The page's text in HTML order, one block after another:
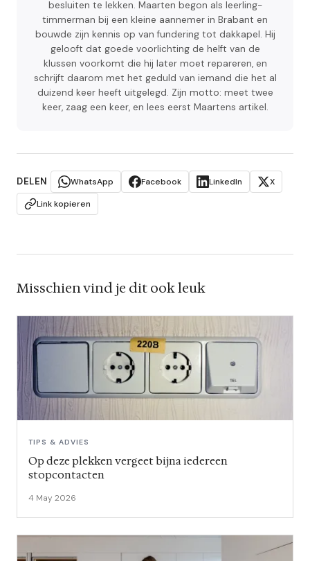
besluiten te lekken. Maarten begon als leerling-
timmerman bij een kleine aannemer in Brabant en
bouwde zijn kennis op van fundering tot dakkapel. Hij
gelooft dat goede voorlichting de helft van de
klussen voorkomt die hij later moet repareren, en
schrijft daarom met het geduld van iemand die het al
duizend keer heeft uitgelegd. Zijn motto: meet twee
keer, zaag een keer, en lees eerst Maartens artikel.
DELEN WhatsApp Facebook LinkedIn
X
Link kopieren
Misschien vind je dit ook leuk
TIPS & ADVIES
Op deze plekken vergeet bijna iedereen
stopcontacten
4 May 2026